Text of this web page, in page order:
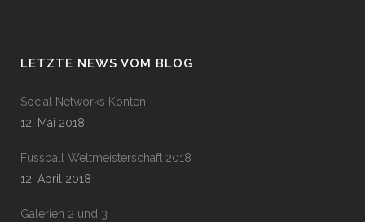
LETZTE NEWS VOM BLOG
Social Networks Konten
12. Mai 2018
Fussball Weltmeisterschaft 2018
12. April 2018
Galerien 2 und 3